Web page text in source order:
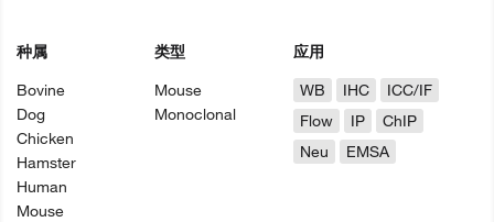
种属
Bovine
Dog
Chicken
Hamster
Human
Mouse
类型
Mouse
Monoclonal
应用
WB
IHC
ICC/IF
Flow
IP
ChIP
Neu
EMSA